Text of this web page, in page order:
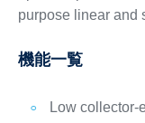
purpose linear and
機能一覧
Low collector-